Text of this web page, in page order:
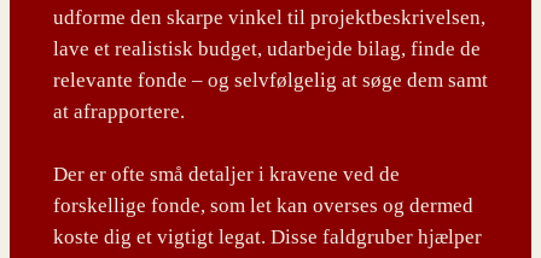
udforme den skarpe vinkel til projektbeskrivelsen,
lave et realistisk budget, udarbejde bilag, finde de
relevante fonde – og selvfølgelig at søge dem samt
at afrapportere.
Der er ofte små detaljer i kravene ved de
forskellige fonde, som let kan overses og dermed
koste dig et vigtigt legat. Disse faldgruber hjælper